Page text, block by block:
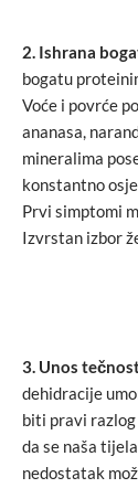
2. Ishrana
bogatu
Voće i povrće
ananasa,
mineralima
konstantno
Prvi simptomi
Izvrstan izbor
3. Unos
dehidracije
biti pravi razlog
da se naša
nedostatak